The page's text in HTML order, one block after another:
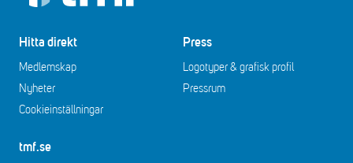
Hitta direkt
Medlemskap
Nyheter
Cookieinställningar
Press
Logotyper & grafisk profil
Pressrum
tmf.se